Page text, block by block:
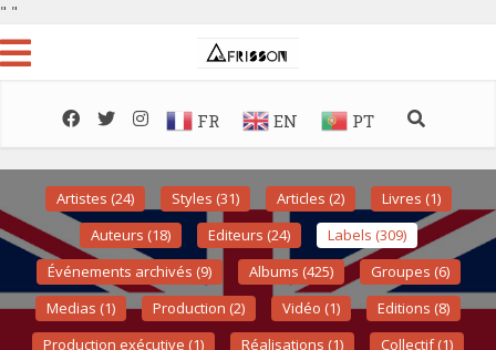
" "
FR EN PT
Artistes (24) Styles (31) Articles (2)
Livres (1)
Auteurs (18)
Editeurs (24)
Labels (309)
Événements archivés (9)
Albums (425)
Groupes (6)
Medias (1)
Production (2) Vidéo (1)
Editions (8)
Production exécutive (1)
Réalisations (1) Collectif (1)